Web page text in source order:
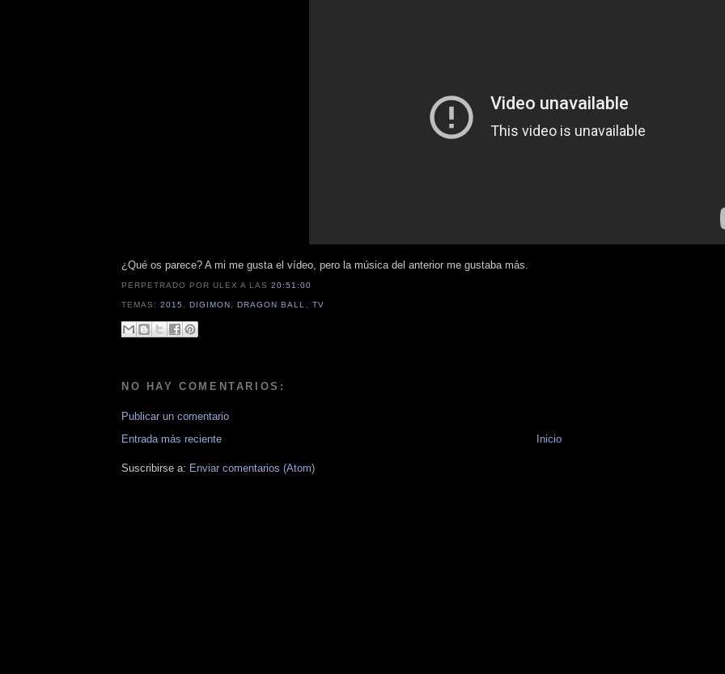
¿Qué os parece? A mi me gusta el vídeo, pero la música del anterior me gustaba más.
PERPETRADO POR ULEXA LAS20:51:00
TEMAS:2015 ,DIGIMON ,DRAGON BALL TV
NO HAY COMENTARIOS:
Publicar un comentario
Entrada más reciente
Inicio
Suscribirse a: Enviar comentarios (Atom)